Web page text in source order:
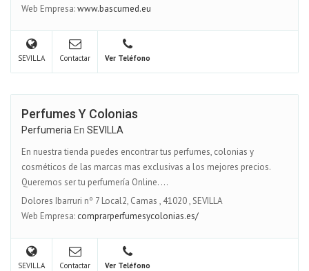
Web Empresa:www.bascumed.eu
SEVILLA Contactar Ver Teléfono
Perfumes Y Colonias
Perfumeria En SEVILLA
En nuestra tienda puedes encontrar tus perfumes, colonias y
cosméticos de las marcas mas exclusivas a los mejores precios.
Queremos ser tu perfumería Online. ...
Dolores Ibarruri nº 7 Local2, Camas , 41020,SEVILLA
Web Empresa: comprarperfumesycolonias.es/
SEVILLA Contactar Ver Teléfono